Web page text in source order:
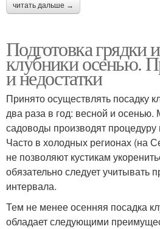
читать дальше →
Подготовка грядки
клубники осенью.
и недостатки
Принято осуществлять посадку
два раза в год: весной и
садоводы производят
Часто в холодных регионах (на
не позволяют кустикам
обязательно следует учитывать
интервала.
Тем не менее осенняя посадка
обладает следующими